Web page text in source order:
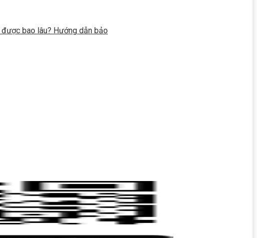
bao lâu? Hướng dẫn bảo